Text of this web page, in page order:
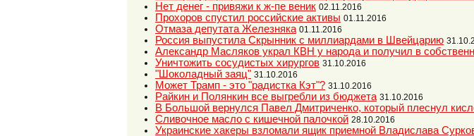
Нет денег - привяжи к ж-пе веник 02.11.2016
Прохоров спустил российские активы 01.11.2016
Отмаза депутата Железняка 01.11.2016
Россия выпустила Скрынник с миллиардами в Швейцарию
Александр Масляков украл КВН у народа и получил в
Уничтожить сосудистых хирургов 31.10.2016
"Шоколадный заяц" 31.10.2016
Может Трамп - это "радистка Кэт"? 31.10.2016
Райкин и Полянкин все выгребли из бюджета 31.10.2016
В Большой вернулся Павел Дмитриченко, который плеснул
Сливочное масло с кишечной палочкой 28.10.2016
Украинские хакеры взломали ящик приемной Владислава